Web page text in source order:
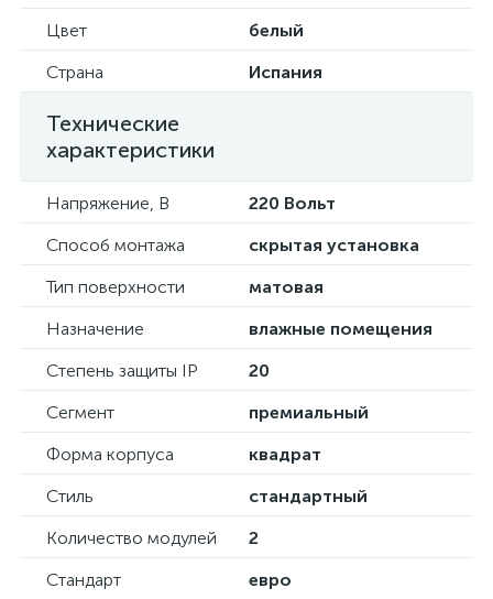
Цвет
белый
Страна
Испания
Технические
характеристики
Напряжение, В
220 Вольт
Способ монтажа
скрытая установка
Тип поверхности
матовая
Назначение
влажные помещения
Степень защиты IP
20
Сегмент
премиальный
Форма корпуса
квадрат
Стиль
стандартный
Количество модулей
2
Стандарт
евро